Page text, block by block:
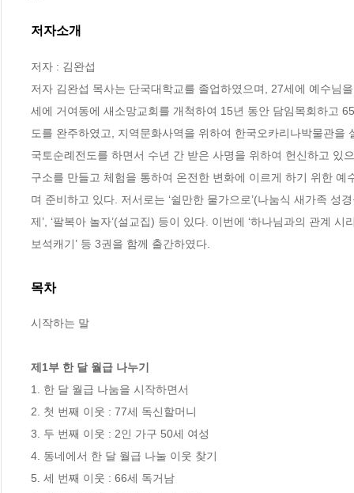
저자소개
저자 : 김완섭
저자 김완섭 목사는 단국대학교를 졸업하였으며, 27세에 예수님
세에 거여동에 새소망교회를 개척하여 15년 동안 담임목회하고
도를 완주하였고, 지역문화사역을 위하여 한국오카리나박물관
국토순례전도를 하면서 수년 간 받은 사명을 위하여 헌신하고 있
구소를 만들고 체험을 통하여 온전한 변화에 이르게 하기 위한
며 준비하고 있다. 저서로는 ‘쉴만한 물가으로’(나눔식 새가족 성
제’, ‘팔복아 놀자’(설교집) 등이 있다. 이번에 ‘하나님과의 관계 시
보석캐기’ 등 3권을 함께 출간하였다.
목차
시작하는 말
제1부 한 달 월급 나누기
1. 한 달 월급 나눔을 시작하면서
2. 첫 번째 이웃 : 77세 독신할머니
3. 두 번째 이웃 : 2인 가구 50세 여성
4. 동네에서 한 달 월급 나눌 이웃 찾기
5. 세 번째 이웃 : 66세 독거남